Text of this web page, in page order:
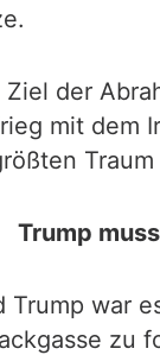
Ziel der
mit dem
Trump
Trump war
zu